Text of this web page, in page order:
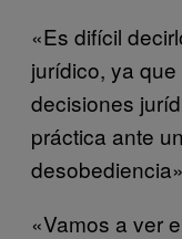
«Es difícil
jurídico, ya
decisiones
práctica ante
«Vamos a ver